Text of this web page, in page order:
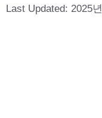
너Last Updated: 2025